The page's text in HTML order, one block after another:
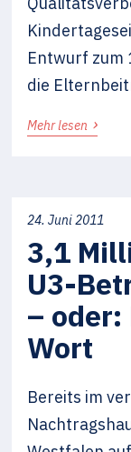
Entwurf zum
die
Mehr lesen ›
24. Juni 2011
3,1
U3-
–
Wort
Bereits im